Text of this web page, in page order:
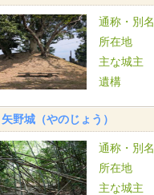
通称・別名
所在地
主な城主
遺構
矢野城（やのじょう）
通称・別名
所在地
主な城主